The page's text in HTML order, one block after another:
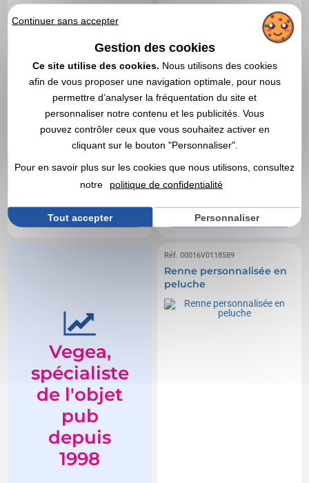
A partir de15,94 €HT
Marquage non compris
DEVIS EXPRESS
A partir de 6,97 €HT
Marquage non compris
DEVIS EXPRESS
Vegea,
spécialiste
de l'objet
pub
depuis
1998
Réf. 00016V0118589
Renne personnalisée en
peluche
Continuer sans accepter
Gestion des cookies
Ce site utilise des cookies. Nous utilisons des cookies
afin de vous proposer une navigation optimale, pour nous
permettre d’analyser la fréquentation du site et
personnaliser notre contenu et les publicités. Vous
pouvez contrôler ceux que vous souhaitez activer en
cliquant sur le bouton "Personnaliser".
Pour en savoir plus sur les cookies que nous utilisons, consultez
notre
politique de confidentialité
Tout accepter Personnaliser